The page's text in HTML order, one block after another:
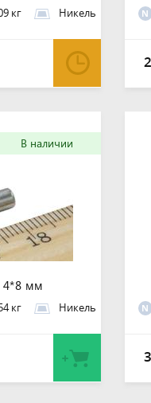
кг Никель N
В наличии
4*8 мм
кг Никель N